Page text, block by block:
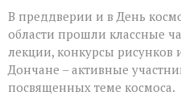
В преддверии и в День
области прошли классные
лекции, конкурсы рисунков
Дончане – активные
посвященных теме космоса.